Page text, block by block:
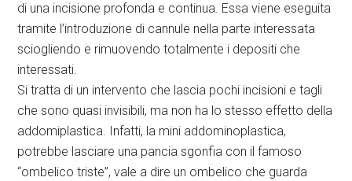
di una incisione profonda e continua. Essa viene eseguita
tramite l’introduzione di cannule nella parte interessata
sciogliendo e rimuovendo totalmente i depositi che
interessati.
Si tratta di un intervento che lascia pochi incisioni e tagli
che sono quasi invisibili, ma non ha lo stesso effetto della
addomiplastica. Infatti, la mini addominoplastica,
potrebbe lasciare una pancia sgonfia con il famoso
“ombelico triste”, vale a dire un ombelico che guarda